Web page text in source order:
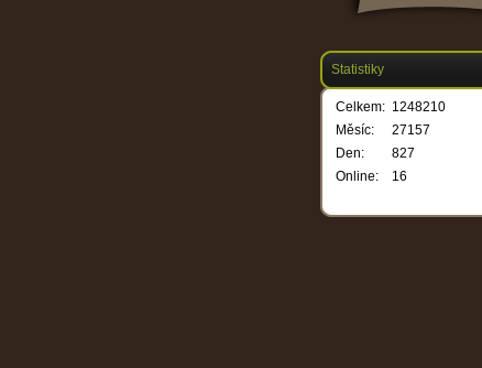
Statistiky
Online: 16
Celkem: 1248210
Měsíc:
27157
Den:
827